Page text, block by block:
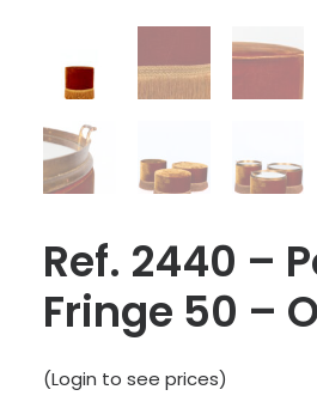
Ref. 2440 –
Fringe 50 –
(Login to see prices)